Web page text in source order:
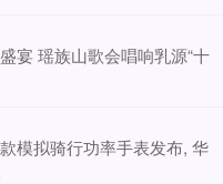
宴 瑶族山歌会唱响乳源“十
模拟骑行功率手表发布, 华